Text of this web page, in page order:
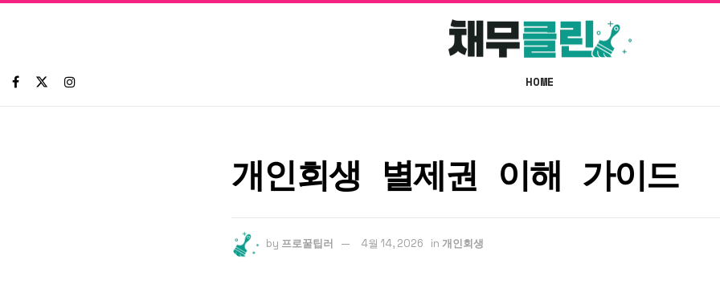
HOME
개인회생 별제권 이해 가이드
by 프로꿀팁러 4월 14, 2026 in 개인회생